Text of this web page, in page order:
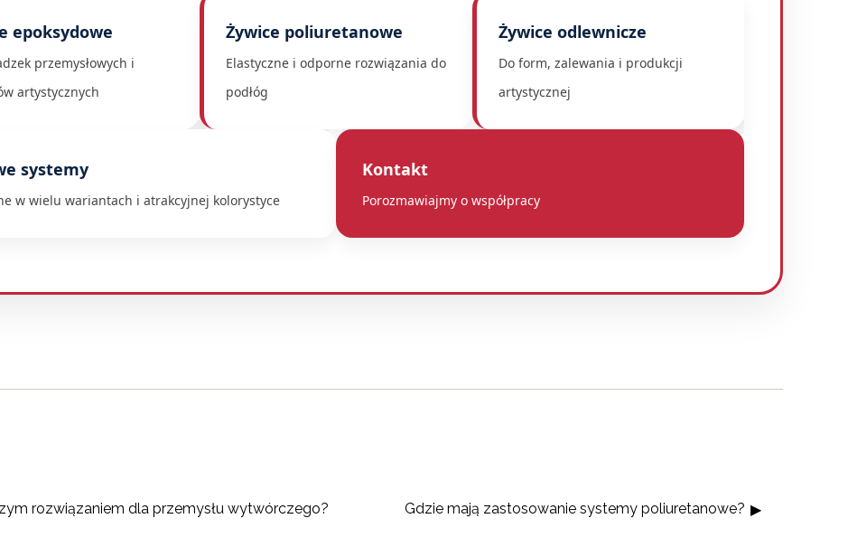
TECHNIART
epoksydowe
przemysłowych i
artystycznych
Żywice poliuretanowe
Elastyczne i odporne rozwiązania do
podłóg
Żywice odlewnicze
Do form, zalewania i produkcji
artystycznej
systemy
w wielu wariantach i atrakcyjnej kolorystyce
Kontakt
Porozmawiajmy o współpracy
rozwiązaniem dla przemysłu wytwórczego? Gdzie mają zastosowanie systemy poliuretanowe?